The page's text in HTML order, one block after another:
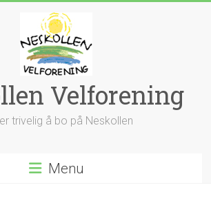
Velforening
trivelig å bo på Neskollen
Menu